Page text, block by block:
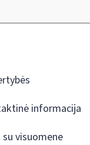
informacija
visuomene